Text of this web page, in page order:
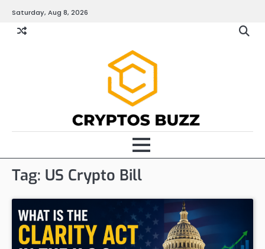
content
Saturday, Aug 8, 2026
Tag: US Crypto Bill